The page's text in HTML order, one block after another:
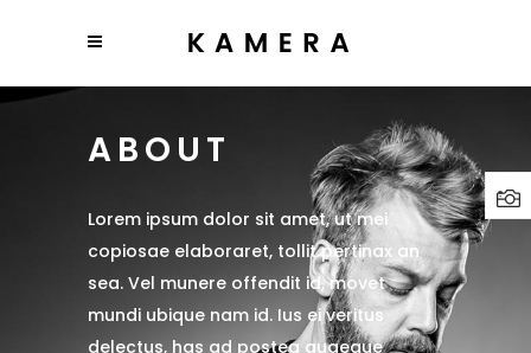
ABOUT
Lorem ipsum dolor sit amet, ut mei
copiosae elaboraret, tollit pertinax an
sea. Vel munere offendit id, movet
mundi ubique nam id. Ius ei veritus
delectus, has ad postea quaeque